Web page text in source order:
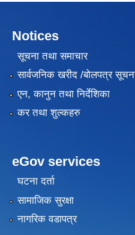
Notices
सूचना तथा समाचार
सार्वजनिक खरीद /बोलपत्र
एन, कानुन तथा निर्देशिका
कर तथा शुल्कहरु
eGov services
घटना दर्ता
सामाजिक सुरक्षा
नागरिक वडापत्र